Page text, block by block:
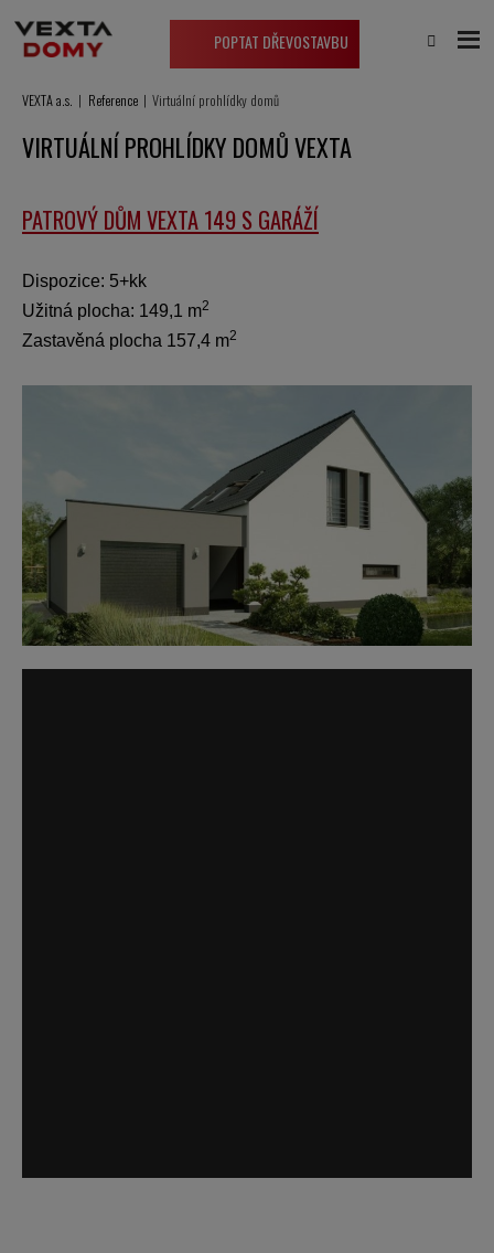
POPTAT DŘEVOSTAVBU
VEXTA a.s. Reference Virtuální prohlídky domů
VIRTUÁLNÍ PROHLÍDKY DOMŮ VEXTA
PATROVÝ DŮM VEXTA 149 S GARÁŽÍ
Dispozice: 5+kk
Užitná plocha: 149,1 m2
Zastavěná plocha 157,4 m2